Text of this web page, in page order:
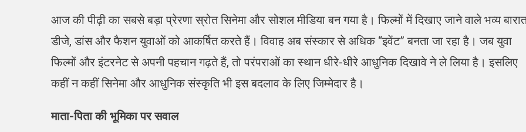
आज की पीढ़ी का सबसे बड़ा प्रेरणा स्रोत सिनेमा और सोशल मीडिया बन गया है। फिल्मों में दिखाए जाने वाले भव्य
डीजे, डांस और फैशन युवाओं को आकर्षित करते हैं। विवाह अब संस्कार से अधिक “इवेंट” बनता जा रहा है। जब युवा
फिल्मों और इंटरनेट से अपनी पहचान गढ़ते हैं, तो परंपराओं का स्थान धीरे-धीरे आधुनिक दिखावे ने ले लिया है। इसलिए
कहीं न कहीं सिनेमा और आधुनिक संस्कृति भी इस बदलाव के लिए जिम्मेदार है।
माता-पिता की भूमिका पर सवाल